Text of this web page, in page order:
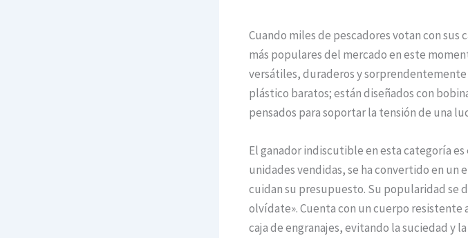
Cuando miles de pescadores votan con sus
más populares del mercado en este
versátiles, duraderos y
plástico baratos; están diseñados con
pensados para soportar la tensión de una
El ganador indiscutible en esta categoría es
unidades vendidas, se ha convertido en un
cuidan su presupuesto. Su popularidad se
olvídate». Cuenta con un cuerpo resistente
caja de engranajes, evitando la suciedad y